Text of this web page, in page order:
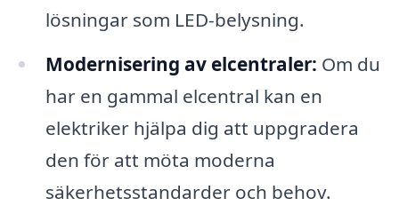
lösningar som LED-belysning.
Modernisering av elcentraler: Om du
har en gammal elcentral kan en
elektriker hjälpa dig att uppgradera
den för att möta moderna
säkerhetsstandarder och behov.